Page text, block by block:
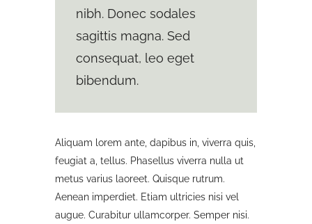
nibh. Donec sodales
sagittis magna. Sed
consequat, leo eget
bibendum.
Aliquam lorem ante, dapibus in, viverra quis,
feugiat a, tellus. Phasellus viverra nulla ut
metus varius laoreet. Quisque rutrum.
Aenean imperdiet. Etiam ultricies nisi vel
augue. Curabitur ullamcorper. Semper nisi.